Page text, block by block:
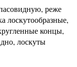
реже
лоскутообразные,
концы,
лоскуты